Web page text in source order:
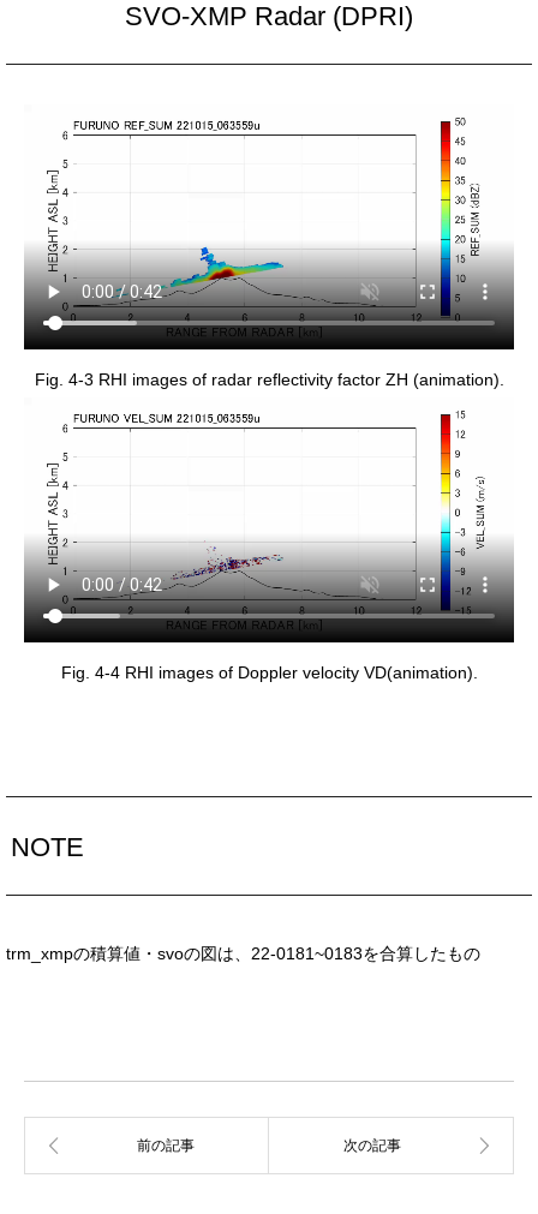
SVO-XMP Radar (DPRI)
Fig. 4-3 RHI images of radar reflectivity factor ZH (animation).
Fig. 4-4 RHI images of Doppler velocity VD(animation).
NOTE
trm_xmpの積算値・svoの図は、22-0181~0183を合算したもの